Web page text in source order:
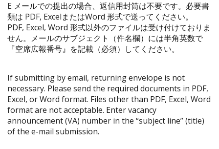
E メールでの提出の場合、返信用封筒は不要です。必要書
類は PDF, ExcelまたはWord 形式で送ってください。
PDF, Excel, Word 形式以外のファイルは受け付けておりま
せん。メールのサブジェクト（件名欄）には半角英数で
『空席広報番号』を記載（必須）してください。
If submitting by email, returning envelope is not
necessary. Please send the required documents in PDF,
Excel, or Word format. Files other than PDF, Excel, Word
format are not acceptable. Enter vacancy
announcement (VA) number in the “subject line” (title)
of the e-mail submission.